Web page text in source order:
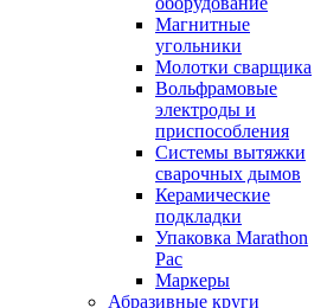
Магнитные
угольники
Молотки сварщика
Вольфрамовые
электроды и
приспособления
Системы вытяжки
сварочных дымов
Керамические
подкладки
Упаковка Marathon
Pac
Маркеры
Абразивные круги